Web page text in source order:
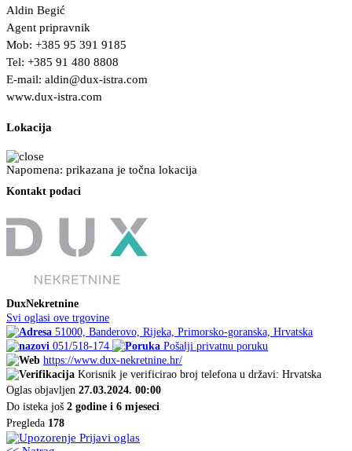
Aldin Begić
Agent pripravnik
Mob: +385 95 391 9185
Tel: +385 91 480 8808
E-mail: aldin@dux-istra.com
www.dux-istra.com
Lokacija
Napomena: prikazana je točna lokacija
Kontakt podaci
DuxNekretnine
Svi oglasi ove trgovine
51000, Banderovo, Rijeka, Primorsko-goranska, Hrvatska
051/518-174
Pošalji privatnu poruku
https://www.dux-nekretnine.hr/
Korisnik je verificirao broj telefona u državi: Hrvatska
Oglas objavljen 27.03.2024. 00:00
Do isteka još 2 godine i 6 mjeseci
Pregleda 178
Prijavi oglas